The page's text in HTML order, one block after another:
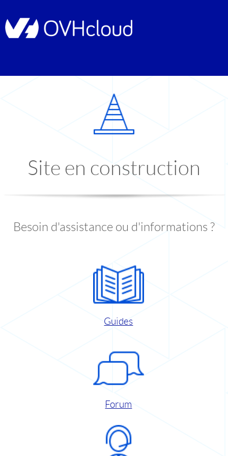
Site en construction
Besoin d'assistance ou d'informations ?
Guides
Forum